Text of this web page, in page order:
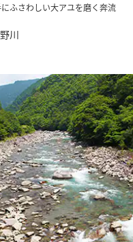
ふさわしい大アユを磨く奔流
川